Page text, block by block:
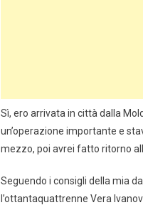
Sì, ero arrivata in città dalla
un’operazione importante e
mezzo, poi avrei fatto ritorno
Seguendo i consigli della mia
l’ottantaquattrenne Vera